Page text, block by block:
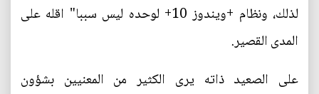
لذلك، ونظام +ويندوز 10+ لوحده ليس سببا" اقله على
المدى القصير.
على الصعيد ذاته يرى الكثير من المعنيين بشؤون